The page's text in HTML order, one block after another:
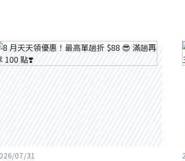
07/31